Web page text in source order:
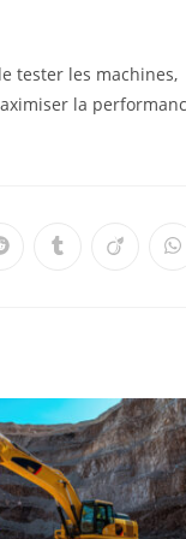
tester les machines,
la